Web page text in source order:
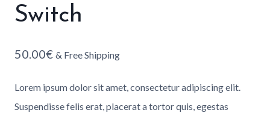
Switch
50.00€ & Free Shipping
Lorem ipsum dolor sit amet, consectetur adipiscing elit.
Suspendisse felis erat, placerat a tortor quis, egestas